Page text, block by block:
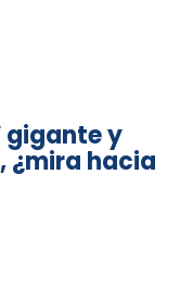
gigante y
¿mira hacia